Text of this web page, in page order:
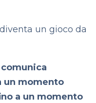
un gioco da
comunica
un momento
a un momento